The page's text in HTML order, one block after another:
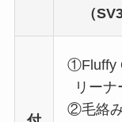
（
①Fluffy
リーナ
②毛絡